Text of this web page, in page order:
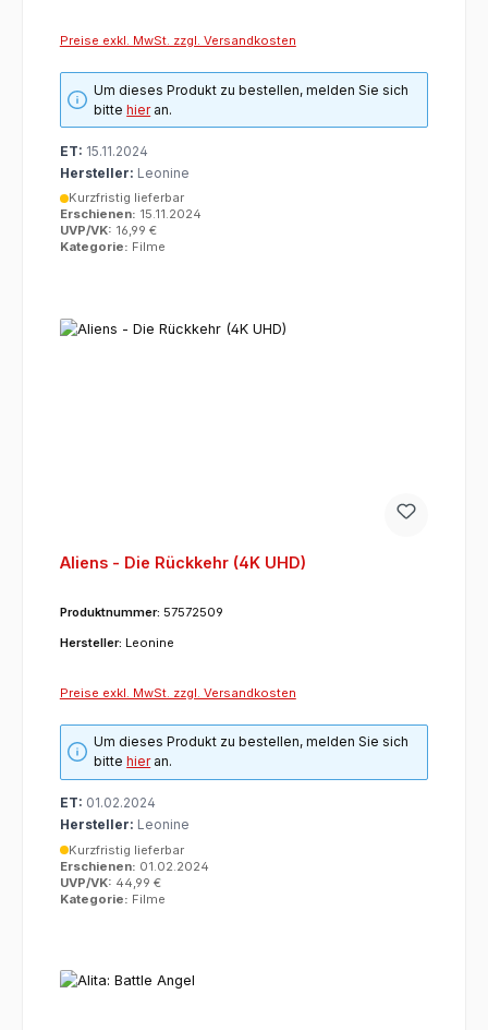
Preise exkl. MwSt. zzgl. Versandkosten
Um dieses Produkt zu bestellen, melden Sie sich
bittehieran.
ET: 15.11.2024
Hersteller: Leonine
Kurzfristig lieferbar
Erschienen: 15.11.2024
UVP/VK: 16,99 €
Kategorie: Filme
Aliens - Die Rückkehr (4K UHD)
Produktnummer: 57572509
Hersteller: Leonine
Preise exkl. MwSt. zzgl. Versandkosten
Um dieses Produkt zu bestellen, melden Sie sich
bittehieran.
ET: 01.02.2024
Hersteller: Leonine
Kurzfristig lieferbar
Erschienen: 01.02.2024
UVP/VK: 44,99 €
Kategorie: Filme